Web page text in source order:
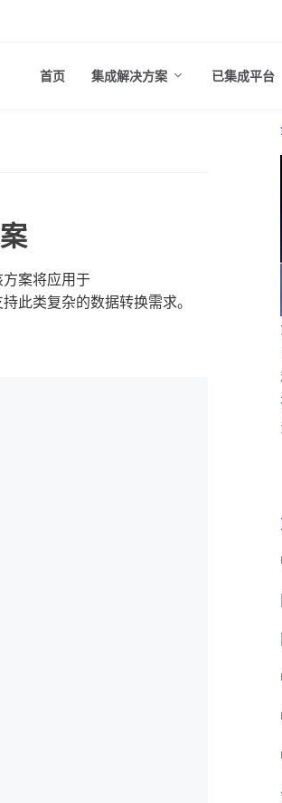
首页 集成解决方案 已集成平台
案将应用于
此类复杂的数据转换需求。